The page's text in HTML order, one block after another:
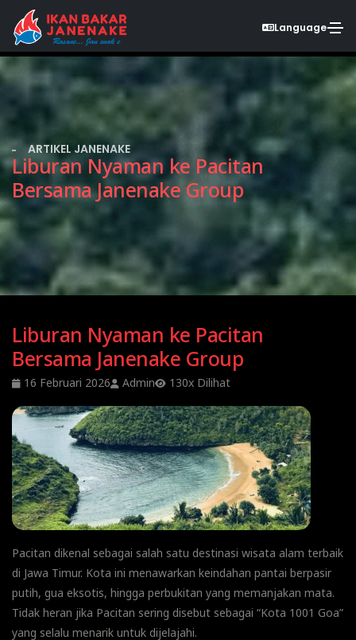
Language
ARTIKEL JANENAKE
Liburan Nyaman ke Pacitan
Bersama Janenake Group
Liburan Nyaman ke Pacitan
Bersama Janenake Group
16 Februari 2026 Admin 130x Dilihat
Pacitan dikenal sebagai salah satu destinasi wisata alam terbaik
di Jawa Timur. Kota ini menawarkan keindahan pantai berpasir
putih, gua eksotis, hingga perbukitan yang memanjakan mata.
Tidak heran jika Pacitan sering disebut sebagai “Kota 1001 Goa”
yang selalu menarik untuk dijelajahi.